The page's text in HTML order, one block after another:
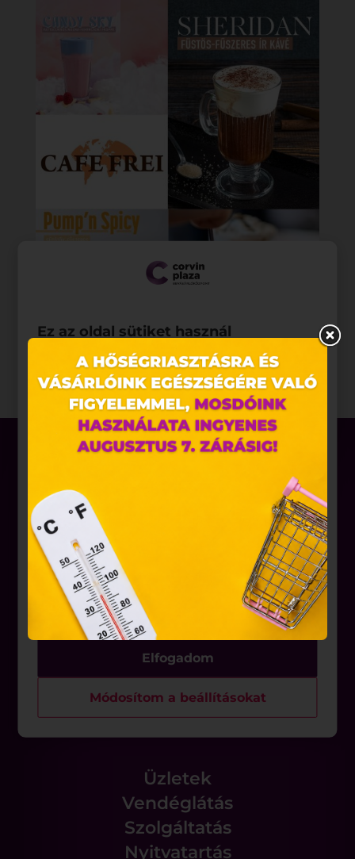
Aktualitások
Rólunk
Állásajánlatok
Üzletek
Vendéglátás
Szolgáltatás
Nyitvatartás
Ez az oldal sütiket használ
Weboldalunkon „cookie"-kat (továbbiakban „süti")
alkalmazunk. Ezek olyan fájlok, melyek információt
tárolnak webes böngészőjében. Ehhez az Ön
hozzájárulása szükséges.
A „sütiket" az elektronikus hírközlésről szóló 2003.
összefüggő szolgáltatások egyes kérdéseiről szóló
2001. évi CVIII. törvény, valamint az Európai Unió
előírásainak megfelelően használjuk. Azon
weblapoknak, melyek az Európai Unió országain
belül működnek, a „sütik" használatához, és
ezeknek a felhasználó számítógépén vagy egyéb
eszközén történő tárolásához a felhasználók
hozzájárulását kell kérniük.
Elfogadom
Módosítom a beállításokat